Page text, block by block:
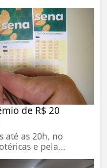
de R$ 20
até as 20h, no
e pela...